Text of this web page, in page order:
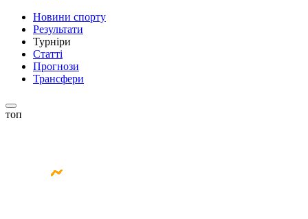
Новини спорту
Результати
Турніри
Статті
Прогнози
Трансфери
топ